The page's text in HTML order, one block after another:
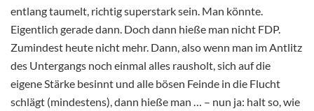
entlang taumelt, richtig superstark sein. Man könnte.
Eigentlich gerade dann. Doch dann hieße man nicht FDP.
Zumindest heute nicht mehr. Dann, also wenn man im Antlitz
des Untergangs noch einmal alles rausholt, sich auf die
eigene Stärke besinnt und alle bösen Feinde in die Flucht
schlägt (mindestens), dann hieße man … – nun ja: halt so, wie